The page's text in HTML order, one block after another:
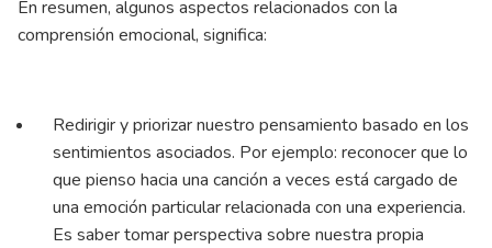
En resumen, algunos aspectos relacionados con la
comprensión emocional, significa:
Redirigir y priorizar nuestro pensamiento basado en los
sentimientos asociados. Por ejemplo: reconocer que lo
que pienso hacia una canción a veces está cargado de
una emoción particular relacionada con una experiencia.
Es saber tomar perspectiva sobre nuestra propia